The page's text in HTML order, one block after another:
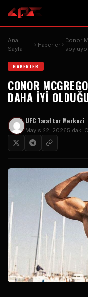
Ana
Sayfa
Haberler
Conor
HABERLER
CONOR
DAHA IYI
UFC Taraftar Merkezi
Mayıs 22, 20265 dak.